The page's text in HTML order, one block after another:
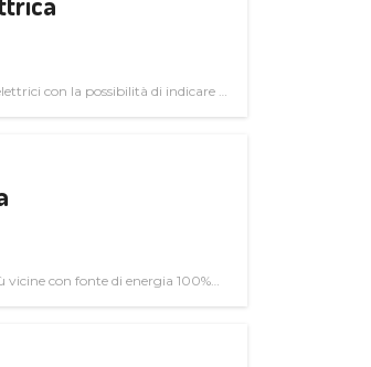
con la possibilità di indicare le
con fonte di energia 100%